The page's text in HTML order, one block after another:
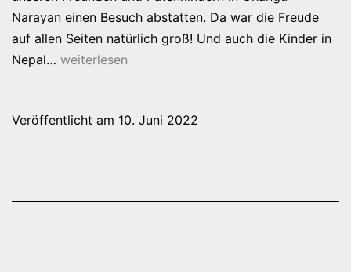
Narayan einen Besuch abstatten. Da war die Freude
auf allen Seiten natürlich groß! Und auch die Kinder in
Nepal… 10.
weiterlesen
Veröffentlicht am 10. Juni 2022